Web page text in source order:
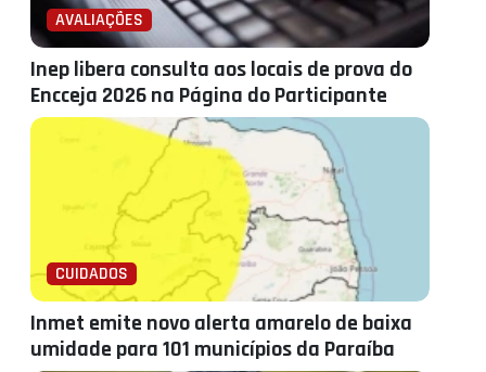
AVALIAÇÕES
Inep libera consulta aos locais de prova do
Encceja 2026 na Página do Participante
CUIDADOS
Inmet emite novo alerta amarelo de baixa
umidade para 101 municípios da Paraíba